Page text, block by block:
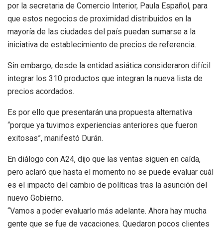
por la secretaria de Comercio Interior, Paula Español, para
que estos negocios de proximidad distribuidos en la
mayoría de las ciudades del país puedan sumarse a la
iniciativa de establecimiento de precios de referencia.
Sin embargo, desde la entidad asiática consideraron difícil
integrar los 310 productos que integran la nueva lista de
precios acordados.
Es por ello que presentarán una propuesta alternativa
“porque ya tuvimos experiencias anteriores que fueron
exitosas”, manifestó Durán.
En diálogo con A24, dijo que las ventas siguen en caída,
pero aclaró que hasta el momento no se puede evaluar cuál
es el impacto del cambio de políticas tras la asunción del
nuevo Gobierno.
“Vamos a poder evaluarlo más adelante. Ahora hay mucha
gente que se fue de vacaciones. Quedaron pocos clientes